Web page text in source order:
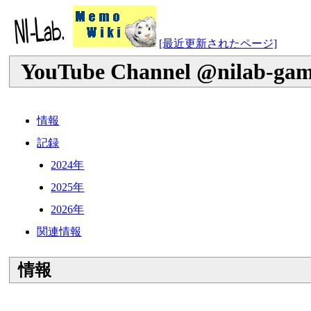
[最近更新されたページ]
YouTube Channel @nilab-
情報
記録
2024年
2025年
2026年
関連情報
情報